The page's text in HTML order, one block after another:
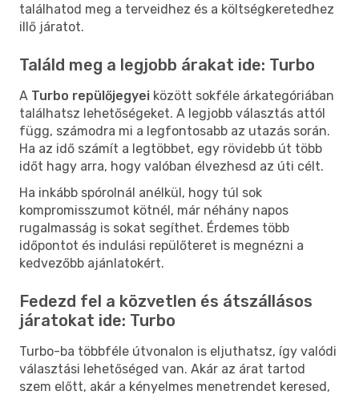
találhatod meg a terveidhez és a költségkeretedhez
illő járatot.
Találd meg a legjobb árakat ide: Turbo
A Turbo repülőjegyei között sokféle árkategóriában
találhatsz lehetőségeket. A legjobb választás attól
függ, számodra mi a legfontosabb az utazás során.
Ha az idő számít a legtöbbet, egy rövidebb út több
időt hagy arra, hogy valóban élvezhesd az úti célt.
Ha inkább spórolnál anélkül, hogy túl sok
kompromisszumot kötnél, már néhány napos
rugalmasság is sokat segíthet. Érdemes több
időpontot és indulási repülőteret is megnézni a
kedvezőbb ajánlatokért.
Fedezd fel a közvetlen és átszállásos
járatokat ide: Turbo
Turbo-ba többféle útvonalon is eljuthatsz, így valódi
választási lehetőséged van. Akár az árat tartod
szem előtt, akár a kényelmes menetrendet keresed,